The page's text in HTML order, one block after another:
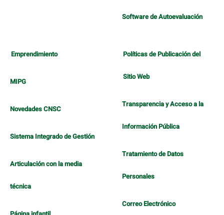
Software de Autoevaluación
Emprendimiento
MIPG
Novedades CNSC
Sistema Integrado de Gestión
Articulación con la media
técnica
Políticas de Publicación del
Sitio Web
Transparencia y Acceso a la
Información Pública
Tratamiento de Datos
Personales
Correo Electrónico